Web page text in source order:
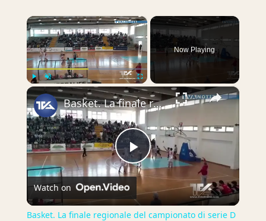
×
Unmute Fullscreen
Now Playing
×
Play
Video
Basket. La finale regionale del campionato di serie D vinta da Caltanissetta che supera Adrano 79-45
Watch on
Basket. La finale regionale del campionato di serie D